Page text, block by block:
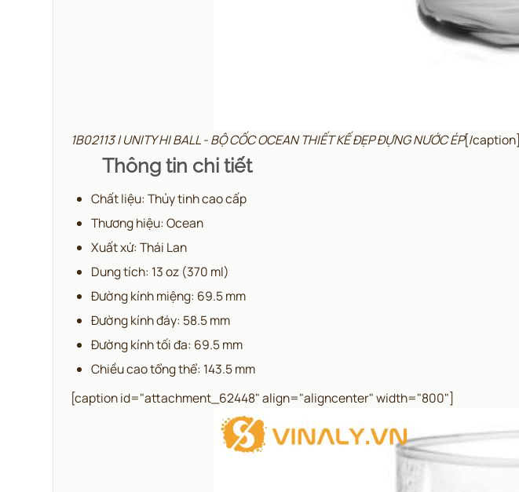
1B02113 | UNITY HI BALL - BỘ CỐC OCEAN THIẾT KẾ ĐẸP ĐỰNG NƯỚC ÉP[/caption]
Thông tin chi tiết
Chất liệu: Thủy tinh cao cấp
Thương hiệu: Ocean
Xuất xứ: Thái Lan
Dung tích: 13 oz (370 ml)
Đường kính miệng: 69.5 mm
Đường kính đáy: 58.5 mm
Đường kính tối đa: 69.5 mm
Chiều cao tổng thể: 143.5 mm
[caption id="attachment_62448" align="aligncenter" width="800"]